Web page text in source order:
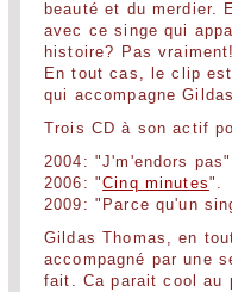
beauté et du merdier.
avec ce singe qui
histoire? Pas
En tout cas, le clip
qui accompagne
Trois CD à son actif
2004: "J'm'endors
2006: "Cinq minutes".
2009: "Parce qu'un
Gildas Thomas, en
accompagné par une
fait. Ca parait cool au